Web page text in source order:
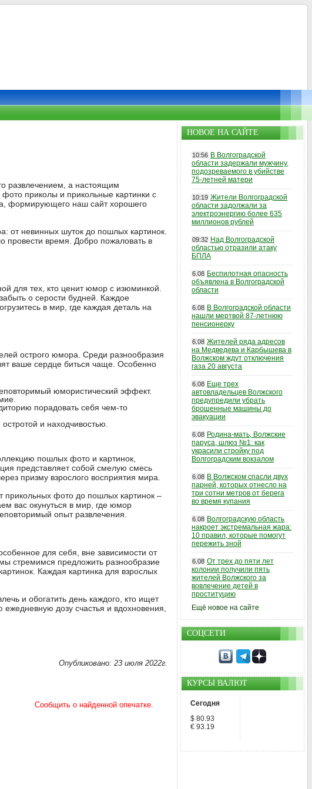
развлечением, а настоящим
приколы и прикольные картинки с
формирующего наш сайт хорошего
от невинных шуток до пошлых картинок.
провести время. Добро пожаловать в
для тех, кто ценит юмор с изюминкой.
о серости будней. Каждое
в мир, где каждая деталь на
острого юмора. Среди разнообразия
ваше сердце биться чаще. Особенно
юмористический эффект.
порадовать себя чем-то
и находчивостью.
пошлых фото и картинок,
представляет собой смелую смесь
призму взрослого восприятия мира.
прикольных фото до пошлых картинок –
вас окунуться в мир, где юмор
опыт развлечения.
для себя, вне зависимости от
стремимся предложить разнообразие
Каждая картинка для взрослых
и обогатить день каждого, кто ищет
дозу счастья и вдохновения,
Опубликовано: 23 июля 2022г.
НОВОЕ НА САЙТЕ
10:56 В Волгоградской
области задержали мужчину,
подозреваемого в убийстве
75-летней матери
10:19 Жители Волгоградской
области задолжали за
электроэнергию более 635
миллионов рублей
09:32 Над Волгоградской
областью отразили атаку
БПЛА
6.08 Беспилотная опасность
объявлена в Волгоградской
области
6.08 В Волгоградской области
нашли мертвой 87-летнюю
пенсионерку
6.08 Жителей ряда адресов
на Медведева и Карбышева в
Волжском ждут отключения
газа 20 августа
6.08 Еще трех
автовладельцев Волжского
предупредили убрать
брошенные машины до
эвакуации
6.08 Родина-мать, Волжские
паруса, шлюз №1: как
украсили стройку под
Волгоградским вокзалом
6.08 В Волжском спасли двух
парней, которых отнесло на
три сотни метров от берега
во время купания
6.08 Волгоградскую область
накроет экстремальная жара:
10 правил, которые помогут
пережить зной
6.08 От трех до пяти лет
колонии получили пять
жителей Волжского за
вовлечение детей в
проституцию
Ещё новое на сайте
СОЦСЕТИ
КУРСЫ ВАЛЮТ
Сегодня
$ 80.93
€ 93.19